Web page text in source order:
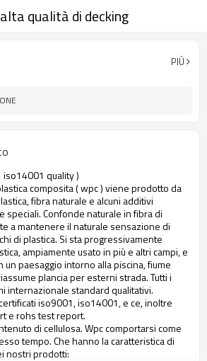
qualità di decking
PIÙ
quality )
composita ( wpc ) viene prodotto da
fibra naturale e alcuni additivi
speciali. Confonde naturale in fibra di
a mantenere il naturale sensazione di
di plastica. Si sta progressivamente
ampiamente usato in più e altri campi, e
paesaggio intorno alla piscina, fiume
plancia per esterni strada. Tutti i
internazionale standard qualitativi.
iso9001, iso14001, e ce, inoltre
e rohs test report.
di cellulosa. Wpc comportarsi come
tempo. Che hanno la caratteristica di
nostri prodotti: